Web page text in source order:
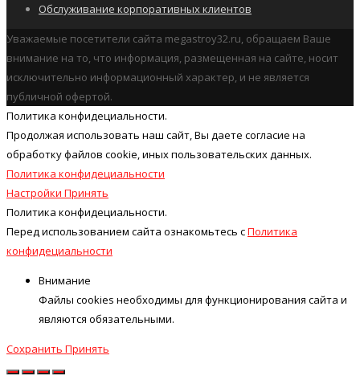
Обслуживание корпоративных клиентов
Уважаемые посетители сайта megastroy32.ru, обращаем Ваше
внимание на то, что информация, размещенная на сайте, носит
исключительно информационный характер, и не является
публичной офертой.
Политика конфидециальности.
Продолжая использовать наш cайт, Вы даете согласие на
обработку файлов cookie, иных пользовательских данных.
Политика конфидециальности
Настройки Принять
Политика конфидециальности.
Перед использованием сайта ознакомьтесь сПолитика
конфидециальности
Внимание
Файлы cookies необходимы для функционирования сайта и
являются обязательными.
Сохранить Принять